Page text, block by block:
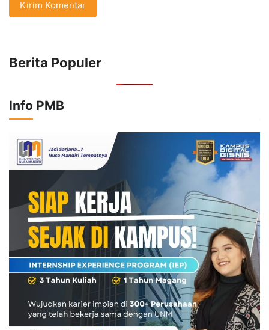
Berita Populer
Info PMB